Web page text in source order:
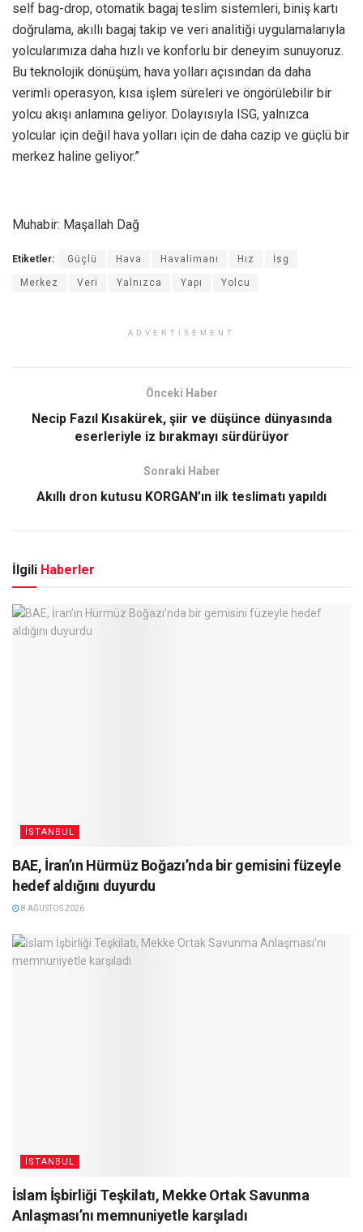
self bag-drop, otomatik bagaj teslim sistemleri, biniş kartı
doğrulama, akıllı bagaj takip ve veri analitiği uygulamalarıyla
yolcularımıza daha hızlı ve konforlu bir deneyim sunuyoruz.
Bu teknolojik dönüşüm, hava yolları açısından da daha
verimli operasyon, kısa işlem süreleri ve öngörülebilir bir
yolcu akışı anlamına geliyor. Dolayısıyla ISG, yalnızca
yolcular için değil hava yolları için de daha cazip ve güçlü bir
merkez haline geliyor.”
Muhabir: Maşallah Dağ
Etiketler: Güçlü Hava Havalimanı Hız İsg
Merkez Veri Yalnızca Yapı Yolcu
ADVERTISEMENT
Önceki Haber
Necip Fazıl Kısakürek, şiir ve düşünce dünyasında
eserleriyle iz bırakmayı sürdürüyor
Sonraki Haber
Akıllı dron kutusu KORGAN’ın ilk teslimatı yapıldı
İlgili Haberler
İSTANBUL
BAE, İran’ın Hürmüz Boğazı’nda bir gemisini füzeyle
hedef aldığını duyurdu
8 AĞUSTOS 2026
İSTANBUL
İslam İşbirliği Teşkilatı, Mekke Ortak Savunma
Anlaşması’nı memnuniyetle karşıladı